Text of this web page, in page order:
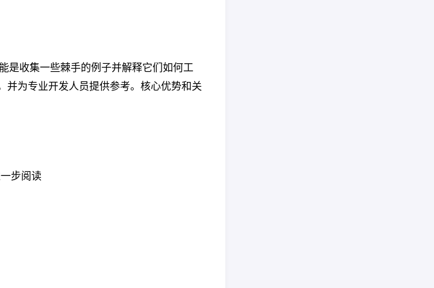
是收集一些棘手的例子并解释它们如何工
并为专业开发人员提供参考。核心优势和关
步阅读